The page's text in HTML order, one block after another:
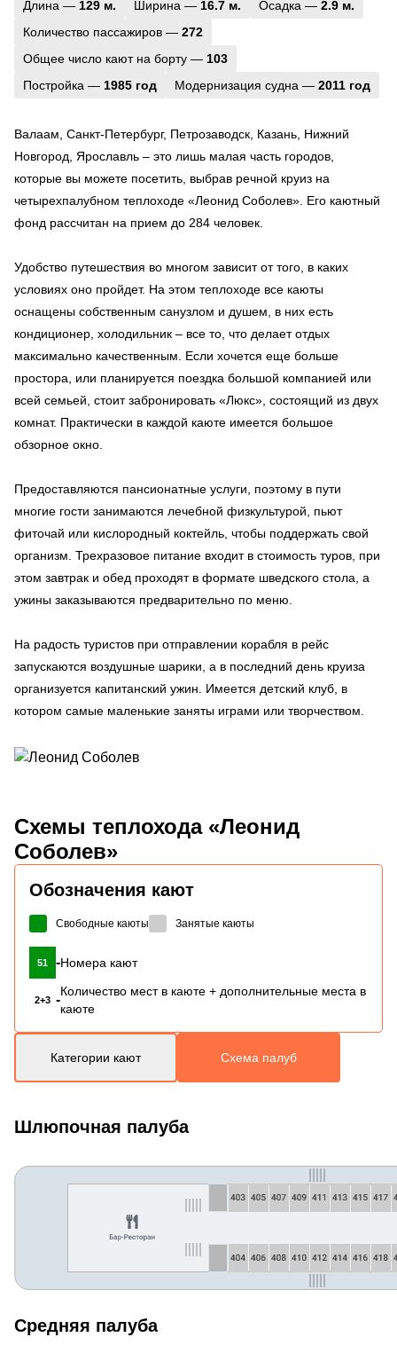
Длина — 129 м. Ширина — 16.7 м. Осадка — 2.9 м.
Количество пассажиров — 272
Общее число кают на борту — 103
Постройка — 1985 год Модернизация судна — 2011 год
Валаам, Санкт-Петербург, Петрозаводск, Казань, Нижний
Новгород, Ярославль – это лишь малая часть городов,
которые вы можете посетить, выбрав речной круиз на
четырехпалубном теплоходе «Леонид Соболев». Его каютный
фонд рассчитан на прием до 284 человек.
Удобство путешествия во многом зависит от того, в каких
условиях оно пройдет. На этом теплоходе все каюты
оснащены собственным санузлом и душем, в них есть
кондиционер, холодильник – все то, что делает отдых
максимально качественным. Если хочется еще больше
простора, или планируется поездка большой компанией или
всей семьей, стоит забронировать «Люкс», состоящий из двух
комнат. Практически в каждой каюте имеется большое
обзорное окно.
Предоставляются пансионатные услуги, поэтому в пути
многие гости занимаются лечебной физкультурой, пьют
фиточай или кислородный коктейль, чтобы поддержать свой
организм. Трехразовое питание входит в стоимость туров, при
этом завтрак и обед проходят в формате шведского стола, а
ужины заказываются предварительно по меню.
На радость туристов при отправлении корабля в рейс
запускаются воздушные шарики, а в последний день круиза
организуется капитанский ужин. Имеется детский клуб, в
котором самые маленькие заняты играми или творчеством.
Схемы теплохода «Леонид
Соболев»
Обозначения кают
Свободные каюты Занятые каюты
51 -Номера кают
2+3 -
Количество мест в каюте + дополнительные места в
каюте
Категории кают Схема палуб
Шлюпочная палуба
Средняя палуба